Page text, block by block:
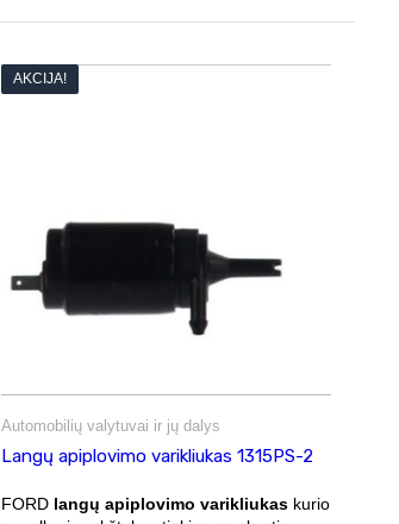
AKCIJA!
Automobilių valytuvai ir jų dalys
Langų apiplovimo varikliukas 1315PS-2
FORD langų apiplovimo varikliukaskurio